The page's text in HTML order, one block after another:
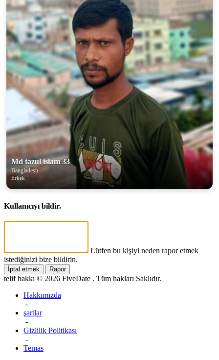
Md tazul islam 33
Bangladesh
Erkek
Kullanıcıyı bildir.
Lütfen bu kişiyi neden rapor etmek
istediğinizi bize bildirin.
İptal etmek Rapor
telif hakkı © 2026 FiveDate . Tüm hakları Saklıdır.
Hakkımızda
-
şartlar
-
Gizlilik Politikası
-
Temas